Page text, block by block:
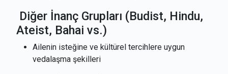
Diğer İnanç Grupları (Budist, Hindu,
Ateist, Bahai vs.)
Ailenin isteğine ve kültürel tercihlere uygun
vedalaşma şekilleri